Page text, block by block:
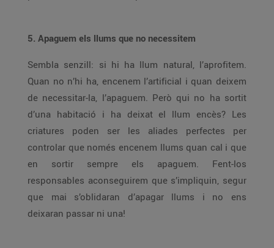
5. Apaguem els llums que no necessitem
Sembla senzill: si hi ha llum natural, l’aprofitem.
Quan no n’hi ha, encenem l’artificial i quan deixem
de necessitar-la, l’apaguem. Però qui no ha sortit
d’una habitació i ha deixat el llum encès? Les
criatures poden ser les aliades perfectes per
controlar que només encenem llums quan cal i que
en sortir sempre els apaguem. Fent-los
responsables aconseguirem que s’impliquin, segur
que mai s’oblidaran d’apagar llums i no ens
deixaran passar ni una!